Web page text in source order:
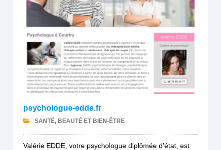
psychologue-edde.fr
SANTÉ, BEAUTÉ ET BIEN-ÊTRE
Valérie EDDE, votre psychologue diplômée d'état, est